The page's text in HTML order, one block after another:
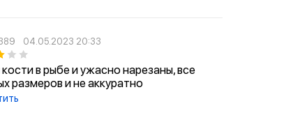
04.05.2023 20:33
в рыбе и ужасно нарезаны, все
размеров и не аккуратно